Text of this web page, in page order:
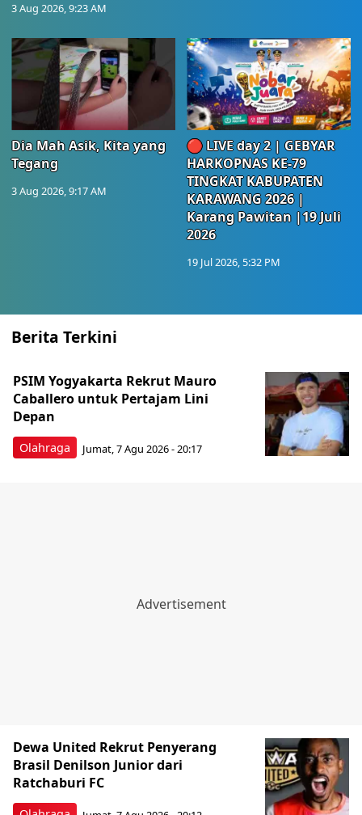
3 Aug 2026, 9:23 AM
Dia Mah Asik, Kita yang
Tegang
3 Aug 2026, 9:17 AM
🔴 LIVE day 2 | GEBYAR
HARKOPNAS KE-79
TINGKAT KABUPATEN
KARAWANG 2026 |
Karang Pawitan |19 Juli
2026
19 Jul 2026, 5:32 PM
Berita Terkini
Olahraga
PSIM Yogyakarta Rekrut Mauro
Caballero untuk Pertajam Lini
Depan
Jumat, 7 Agu 2026 - 20:17
Dewa United Rekrut Penyerang
Brasil Denilson Junior dari
Ratchaburi FC